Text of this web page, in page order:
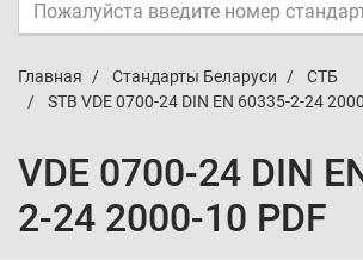
Главная Стандарты Беларуси
СТБ
STB VDE 0700-24 DIN EN 60335-2-24
VDE 0700-24 DIN
2-24 2000-10 PDF